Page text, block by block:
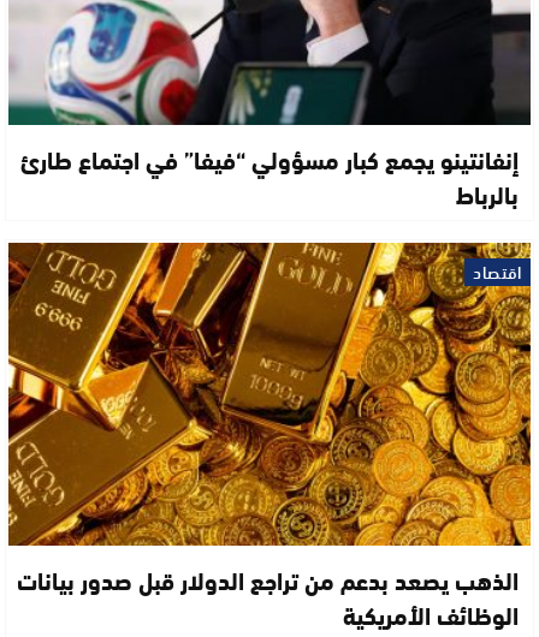
إنفانتينو يجمع كبار مسؤولي “فيفا” في اجتماع طارئ
بالرباط
اقتصاد
الذهب يصعد بدعم من تراجع الدولار قبل صدور بيانات
الوظائف الأمريكية